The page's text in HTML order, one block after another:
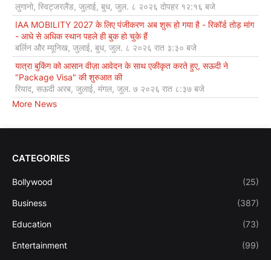
लुगानो, स्विट्जरलैंड, जुलाई, बुध, जुल. ८ २०२६ दोपहर १२:१६ बजे
IAA MOBILITY 2027 के लिए पंजीकरण अब शुरू हो गया है - रिकॉर्ड तोड़ मांग
- आधे से अधिक स्थान पहले ही बुक हो चुके हैं
बर्लिन और म्यूनिख, जुलाई, बुध, जुल. ८ २०२६ रात ३:३० बजे
यात्रा बुकिंग को आसान वीज़ा आवेदन के साथ एकीकृत करते हुए, सऊदी ने
"Package Visa" की शुरुआत की
रियाद, सऊदी अरब, जुलाई, मंगल, जुल. ७ २०२६ रात ८:३७ बजे
More News
CATEGORIES
Bollywood (25)
Business (387)
Education (73)
Entertainment (99)